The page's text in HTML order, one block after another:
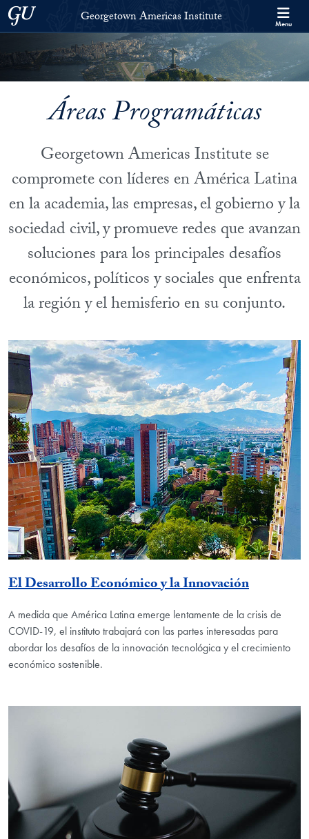
Skip to Georgetown Americas Institute Full Site Menu
Skip to main content
Georgetown UniversityGeorgetown Americas Institute Menu
Áreas Programáticas
Georgetown Americas Institute se
compromete con líderes en América Latina
en la academia, las empresas, el gobierno y la
sociedad civil, y promueve redes que avanzan
soluciones para los principales desafíos
económicos, políticos y sociales que enfrenta
la región y el hemisferio en su conjunto.
El Desarrollo Económico y la Innovación
A medida que América Latina emerge lentamente de la crisis de
COVID-19, el instituto trabajará con las partes interesadas para
abordar los desafíos de la innovación tecnológica y el crecimiento
económico sostenible.